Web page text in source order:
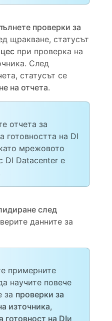
проверки за
щракване, статусът
при проверка на
След
статусът се
на отчета.
отчета за
готовността на DI
мрежовото
DI Datacenter е
след
данните за
примерните
научите повече
за проверки за
източника,
готовност на DIи